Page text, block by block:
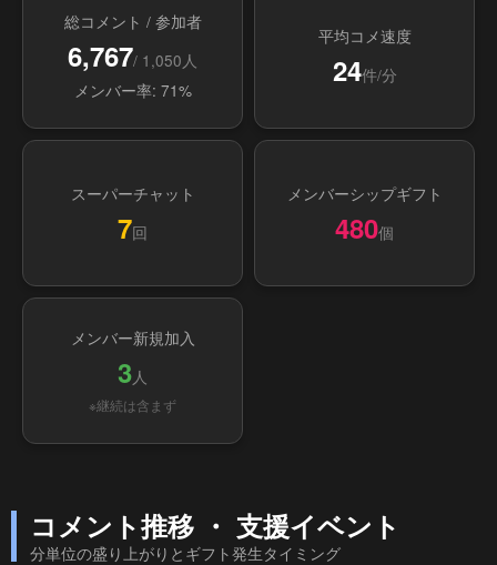
総コメント / 参加者
6,767/ 1,050人
メンバー率: 71%
平均コメ速度
24件/分
スーパーチャット
7回
メンバーシップギフト
480個
メンバー新規加入
3人
※継続は含まず
コメント推移 ・ 支援イベント
分単位の盛り上がりとギフト発生タイミング